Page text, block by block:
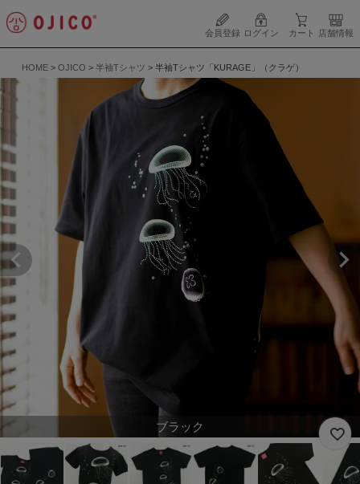
会員登録 ログイン カート 店舗情報
HOME OJICO 半袖Tシャツ 半袖Tシャツ「KURAGE」（クラゲ）
ブラック